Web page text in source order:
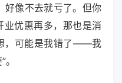
好像不去就亏了。但你
优惠再多，那也是消
，可能是我错了——我